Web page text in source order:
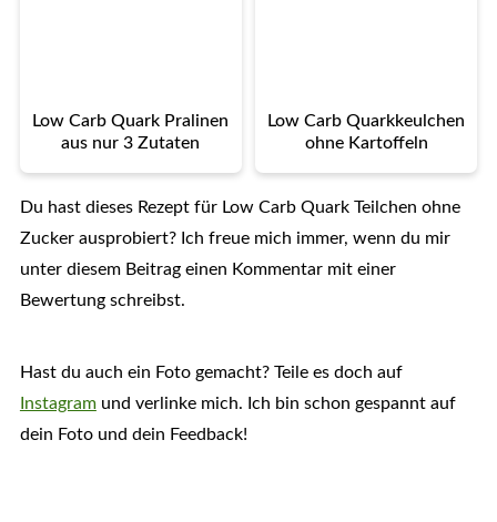
Low Carb Quark Pralinen
aus nur 3 Zutaten
Low Carb Quarkkeulchen
ohne Kartoffeln
Du hast dieses Rezept für Low Carb Quark Teilchen ohne
Zucker ausprobiert? Ich freue mich immer, wenn du mir
unter diesem Beitrag einen Kommentar mit einer
Bewertung schreibst.
Hast du auch ein Foto gemacht? Teile es doch auf
Instagramund verlinke mich. Ich bin schon gespannt auf
dein Foto und dein Feedback!